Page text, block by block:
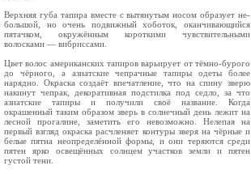
Верхняя губа тапира вместе с вытянутым носом образует не­
большой, но очень подвижный хобо­ток, оканчивающийся
пятачком, окружённым короткими чувствительными
волосками — вибриссами.
Цвет волос американских тапиров варьирует от тёмно-бу­рого
до чёрного, а азиатские чепрачные тапиры одеты более
нарядно. Окраска создаёт впечат­ление, что на спину зверю
накинут чепрак, декоративная подстилка под седло, за что
азиатские тапиры и получили своё название. Когда
окрашенный таким образом зверь в солнечный день лежит на
лесной прогалине, заметить его невозможно. Неле­пая на
первый взгляд окраска рас­членяет контуры зверя на чёрные и
белые пятна неопределённой фор­мы, и они теряются среди
пятен ярко освещённых солнцем участ­ков земли и пятен
густой тени.